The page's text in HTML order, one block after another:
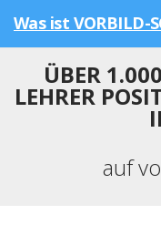
Was ist VORBILD-
ÜBER
LEHRER
auf